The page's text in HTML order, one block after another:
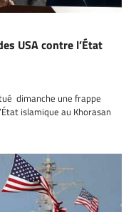
USA contre l’État
dimanche une frappe
islamique au Khorasan